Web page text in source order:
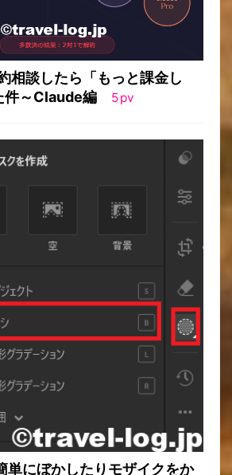
相談したら「もっと課金し
件～Claude編
5pv
にぼかしたりモザイクをか